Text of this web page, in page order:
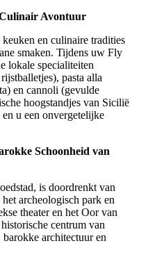
Avontuur
en culinaire tradities
smaken. Tijdens uw Fly
lokale specialiteiten
pasta alla
en cannoli (gevulde
hoogstandjes van Sicilië
u een onvergetelijke
Schoonheid van
is doordrenkt van
archeologisch park en
theater en het Oor van
centrum van
architectuur en